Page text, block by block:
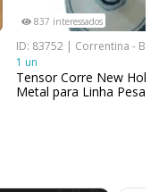
837 interessados
ID: 83752 | Correntina - BA
1 un
Tensor Corre New
Metal para Linha Pesada